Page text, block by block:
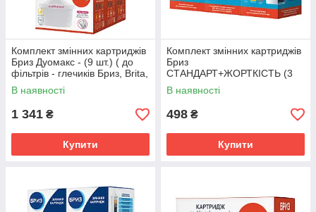
Комплект змінних картриджів
Бриз Дуомакс - (9 шт.) ( до
фільтрів - глечиків Бриз, Brita,
Dafi, BWT, Ecosoft )
В наявності
1 341 ₴
Купити
Комплект змінних картриджів
Бриз
СТАНДАРТ+ЖОРТКІСТЬ (3
ШТ.) (для фільтр-глечиків
Бриз і Бар'єр)
В наявності
498 ₴
Купити